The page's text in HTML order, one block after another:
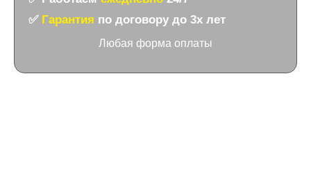
✅ Гарантия по договору до 3х лет
Любая форма оплаты